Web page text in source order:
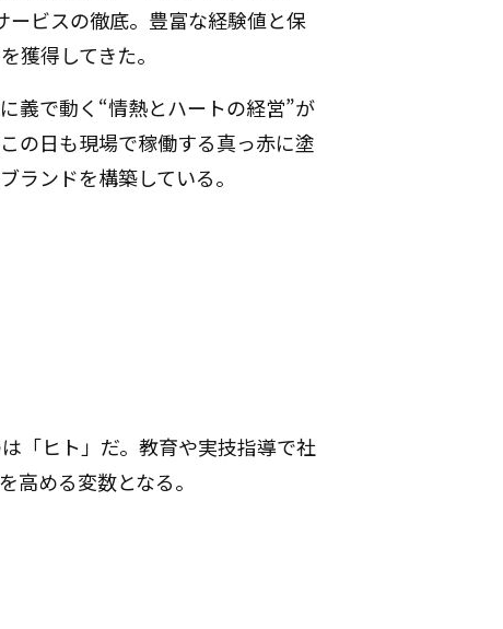
ビスの徹底。豊富な経験値と保
獲得してきた。
義で動く“情熱とハートの経営”が
の日も現場で稼働する真っ赤に塗
ランドを構築している。
「ヒト」だ。教育や実技指導で社
高める変数となる。